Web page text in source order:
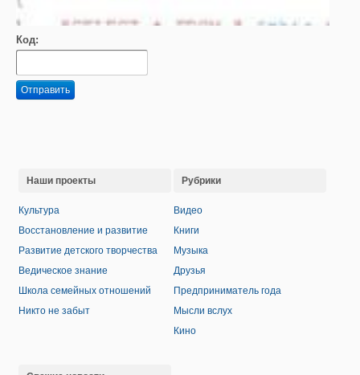
Код:
Отправить
Наши проекты
Культура
Восстановление и развитие
Развитие детского творчества
Ведическое знание
Школа семейных отношений
Никто не забыт
Рубрики
Видео
Книги
Музыка
Друзья
Предприниматель года
Мысли вслух
Кино